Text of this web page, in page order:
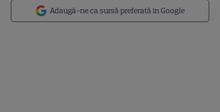
Adaugă-ne ca sursă preferată în Google